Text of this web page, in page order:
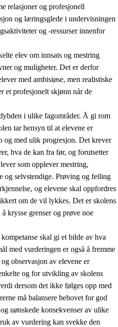
praksis
opplæring
og skole
og arbeidsliv
og skoleutvikling
relasjoner og profesjonell
og læringsglede i undervisningen
og -ressurser innenfor
elev om innsats og mestring
og muligheter. Det er derfor
med ambisiøse, men realistiske
et profesjonelt skjønn når de
i ulike fagområder. Å gi rom
tar hensyn til at elevene er
med ulik progresjon. Det krever
hva de kan fra før, og forutsetter
som opplever mestring,
og selvstendige. Prøving og feiling
og elevene skal oppfordres
om de vil lykkes. Det er skolens
krysse grenser og prøve noe
skal gi et bilde av hva
med vurderingen er også å fremme
observasjon av elevene er
og for utvikling av skolens
dersom det ikke følges opp med
må balansere behovet for god
uønskede konsekvenser av ulike
av vurdering kan svekke den